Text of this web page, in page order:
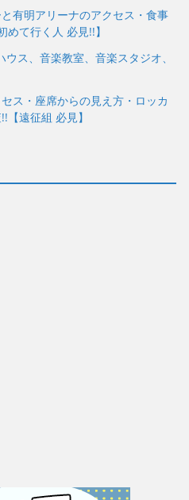
有明アリーナのアクセス・食事
て行く人 必見!!】
ウス、音楽教室、音楽スタジオ、
ス・座席からの見え方・ロッカ
遠征組 必見】